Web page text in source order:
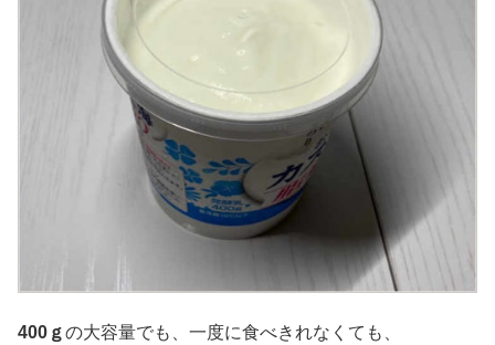
400ｇの大容量でも、一度に食べきれなくても、